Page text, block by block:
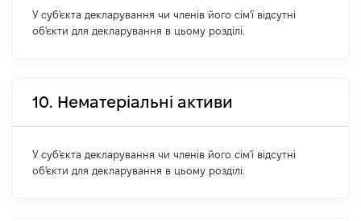
У суб'єкта декларування чи членів його сім'ї відсутні
об'єкти для декларування в цьому розділі.
10. Нематеріальні активи
У суб'єкта декларування чи членів його сім'ї відсутні
об'єкти для декларування в цьому розділі.